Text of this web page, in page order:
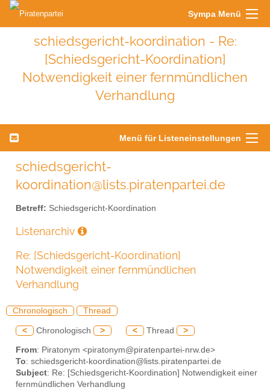
Sympa Menü
schiedsgericht-koordination - Re:
[Schiedsgericht-Koordination]
Notwendigkeit einer fernmündlichen
Verhandlung
Menü für Listeneinstellungen
schiedsgericht-
koordination@lists.piratenpartei.de
Betreff: Schiedsgericht-Koordination
Listenarchiv
Re: [Schiedsgericht-Koordination]
Notwendigkeit einer fernmündlichen
Verhandlung
Chronologisch Thread
< Chronologisch > < Thread >
From: Piratonym <piratonym@piratenpartei-nrw.de>
To: schiedsgericht-koordination@lists.piratenpartei.de
Subject: Re: [Schiedsgericht-Koordination] Notwendigkeit einer
fernmündlichen Verhandlung